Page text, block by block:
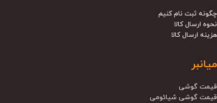
چگونه ثبت نام کنیم
نحوه ارسال کالا
هزینه ارسال کالا
میانبر
قیمت گوشی
قیمت گوشی شیائومی